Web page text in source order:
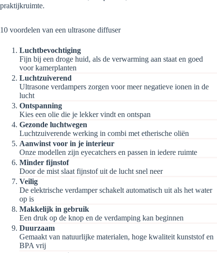
praktijkruimte.
10 voordelen van een ultrasone diffuser
Luchtbevochtiging
Fijn bij een droge huid, als de verwarming aan staat en goed
voor kamerplanten
Luchtzuiverend
Ultrasone verdampers zorgen voor meer negatieve ionen in de
lucht
Ontspanning
Kies een olie die je lekker vindt en ontspan
Gezonde luchtwegen
Luchtzuiverende werking in combi met etherische oliën
Aanwinst voor in je interieur
Onze modellen zijn eyecatchers en passen in iedere ruimte
Minder fijnstof
Door de mist slaat fijnstof uit de lucht snel neer
Veilig
De elektrische verdamper schakelt automatisch uit als het water
op is
Makkelijk in gebruik
Een druk op de knop en de verdamping kan beginnen
Duurzaam
Gemaakt van natuurlijke materialen, hoge kwaliteit kunststof en
BPA vrij